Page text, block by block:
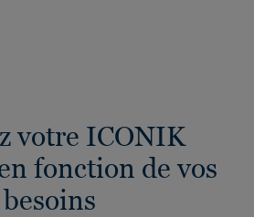
votre ICONIK
fonction de vos
besoins